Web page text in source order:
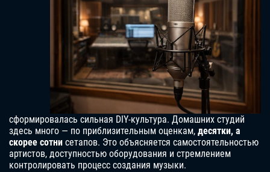
сформировалась сильная DIY-культура. Домашних студий
здесь много — по приблизительным оценкам, десятки, а
скорее сотни сетапов. Это объясняется самостоятельностью
артистов, доступностью оборудования и стремлением
контролировать процесс создания музыки.